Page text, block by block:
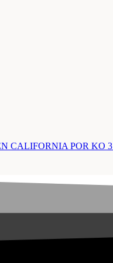
CALIFORNIA POR KO 3